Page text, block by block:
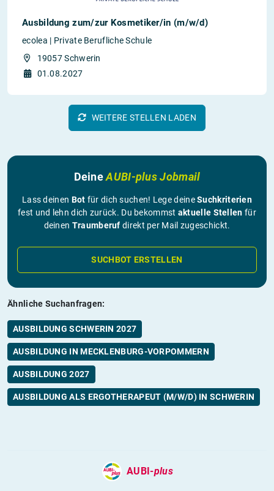
Ausbildung zum/zur Kosmetiker/in (m/w/d)
ecolea | Private Berufliche Schule
19057 Schwerin
01.08.2027
WEITERE STELLEN LADEN
DeineAUBI-plus Jobmail
Lass deinen Bot für dich suchen! Lege deineSuchkriterien
fest und lehn dich zurück. Du bekommst aktuelle Stellen für
deinen Traumberuf direkt per Mail zugeschickt.
SUCHBOT ERSTELLEN
Ähnliche Suchanfragen:
AUSBILDUNG SCHWERIN 2027
AUSBILDUNG IN MECKLENBURG-VORPOMMERN
AUSBILDUNG 2027
AUSBILDUNG ALS ERGOTHERAPEUT (M/W/D) IN SCHWERIN
AUBI-plus